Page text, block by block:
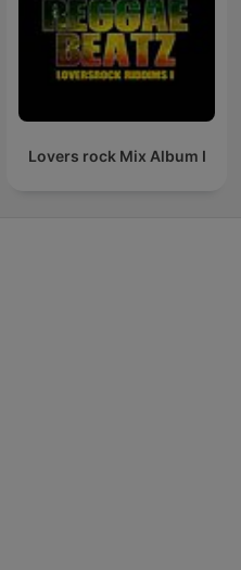
Lovers rock Mix Album I